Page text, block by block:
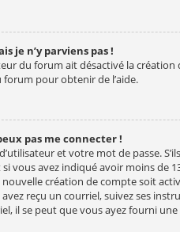
je n’y parviens pas !
du forum ait désactivé la
pour obtenir de l’aide.
pas me connecter !
et votre mot de passe.
si vous avez indiqué avoir moins
création de compte soit
reçu un courriel, suivez ses
il se peut que vous ayez fourni